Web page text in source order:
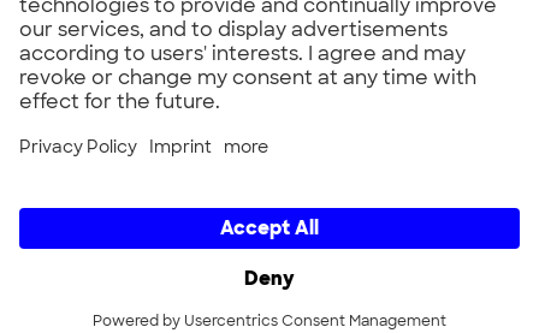
Work with us
Benefits
Vacancies
UnternehmerTUM GmbH × UnternehmerTUM Projekt GmbH ×
Unternehmertum Venture Capital Partners GmbH ×
UnternehmerTUM MakerSpace GmbH × Munich Urban Colab
GmbH × UnternehmerTUM Industrial Innovators LEC GmbH